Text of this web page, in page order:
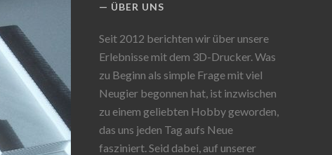
ÜBER UNS
Seit 2012 berichten wir über unsere
Erlebnisse mit dem 3D-Drucker. Was
zu Beginn als simple Frage mit viel
Neugier begonnen hat, ist inzwischen
zu einem geliebten Hobby geworden,
das uns jeden Tag aufs Neue
fasziniert. Seid dabei, auf unserer